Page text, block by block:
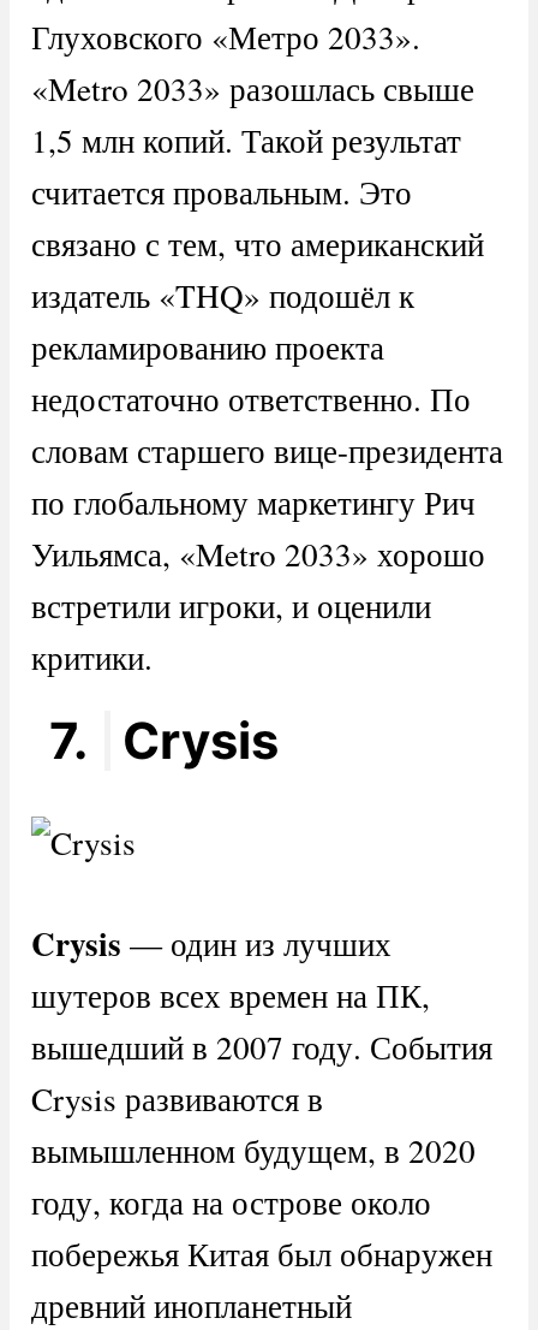
Глуховского «Метро 2033».
«Metro 2033» разошлась свыше
1,5 млн копий. Такой результат
считается провальным. Это
связано с тем, что американский
издатель «THQ» подошёл к
рекламированию проекта
недостаточно ответственно. По
словам старшего вице-президента
по глобальному маркетингу Рич
Уильямса, «Metro 2033» хорошо
встретили игроки, и оценили
критики.
7. Crysis
Crysis — один из лучших
шутеров всех времен на ПК,
вышедший в 2007 году. События
Crysis развиваются в
вымышленном будущем, в 2020
году, когда на острове около
побережья Китая был обнаружен
древний инопланетный